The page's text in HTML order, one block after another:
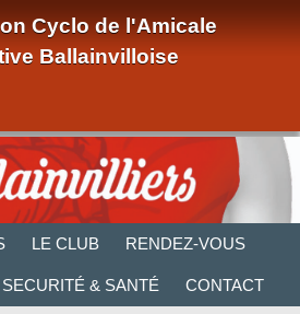
Cyclo de l'Amicale
Ballainvilloise
LE CLUB RENDEZ-VOUS
SECURITÉ & SANTÉ CONTACT